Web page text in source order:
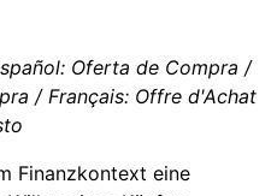
Oferta de Compra /
/ Français: Offre d'Achat
Finanzkontext eine